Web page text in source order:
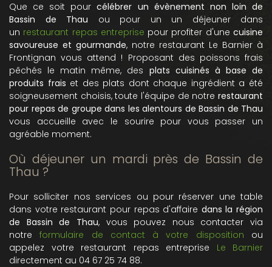
Que ce soit pourcélébrer un évènement non loin de
Bassin de Thau ou pour un un déjeuner dans
un restaurant repas entreprise pour profiter d'unecuisine
savoureuse et gourmande, notre restaurant Le Barnier à
Frontignan vous attend ! Proposant des poissons frais
pêchés le matin même, des plats cuisinés à base de
produits frais et des plats dont chaque ingrédient a été
soigneusement choisis, toute l'équipe de notre restaurant
pour repas de groupe dans les alentours de Bassin de Thau
vous accueille avec le sourire pour vous passer un
agréable moment.
Où déjeuner un mardi près de Bassin de
Thau ?
Pour solliciter nos services ou pour réserver une table
dans votre restaurant pour repas d'affaire dans la région
de Bassin de Thau, vous pouvez nous contacter via
notreformulaire de contact à votre disposition ou
appelez votre restaurant repas entreprise Le Barnier
directement au 04 67 25 74 88.